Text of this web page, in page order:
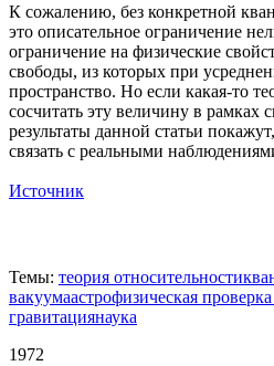
К сожалению, без конкретной
это описательное ограничение
ограничение на физические
свободы, из которых при
пространство. Но если какая-то
сосчитать эту величину в рамках
результаты данной статьи
связать с реальными
Источник
Темы: теория относительности
вакуумаастрофизическая
гравитациянаука
1972